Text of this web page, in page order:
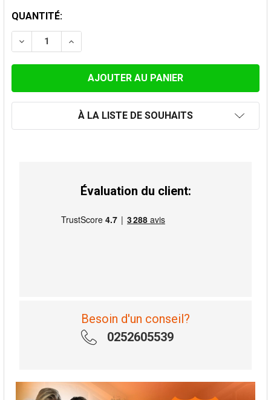
STOCK
ACTUEL:
QUANTITÉ:
DIMINUER LA QUANTITÉ DE TÉ À 90 ° 120MM
AUGMENTER LA QUANTITÉ DE TÉ À 90 °
À LA LISTE DE SOUHAITS
Évaluation du client:
Besoin d'un conseil?
0252605539